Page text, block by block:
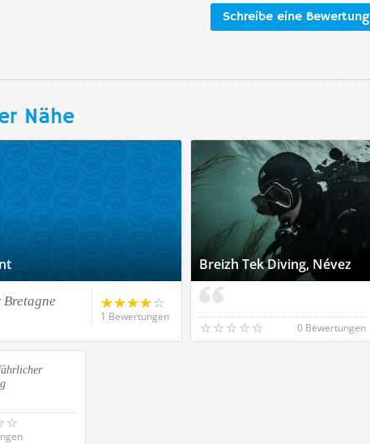
Schreibe eine Bewertung
Nähe
1 Bewertungen
Breizh Tek Diving, Névez
0 Bewertungen